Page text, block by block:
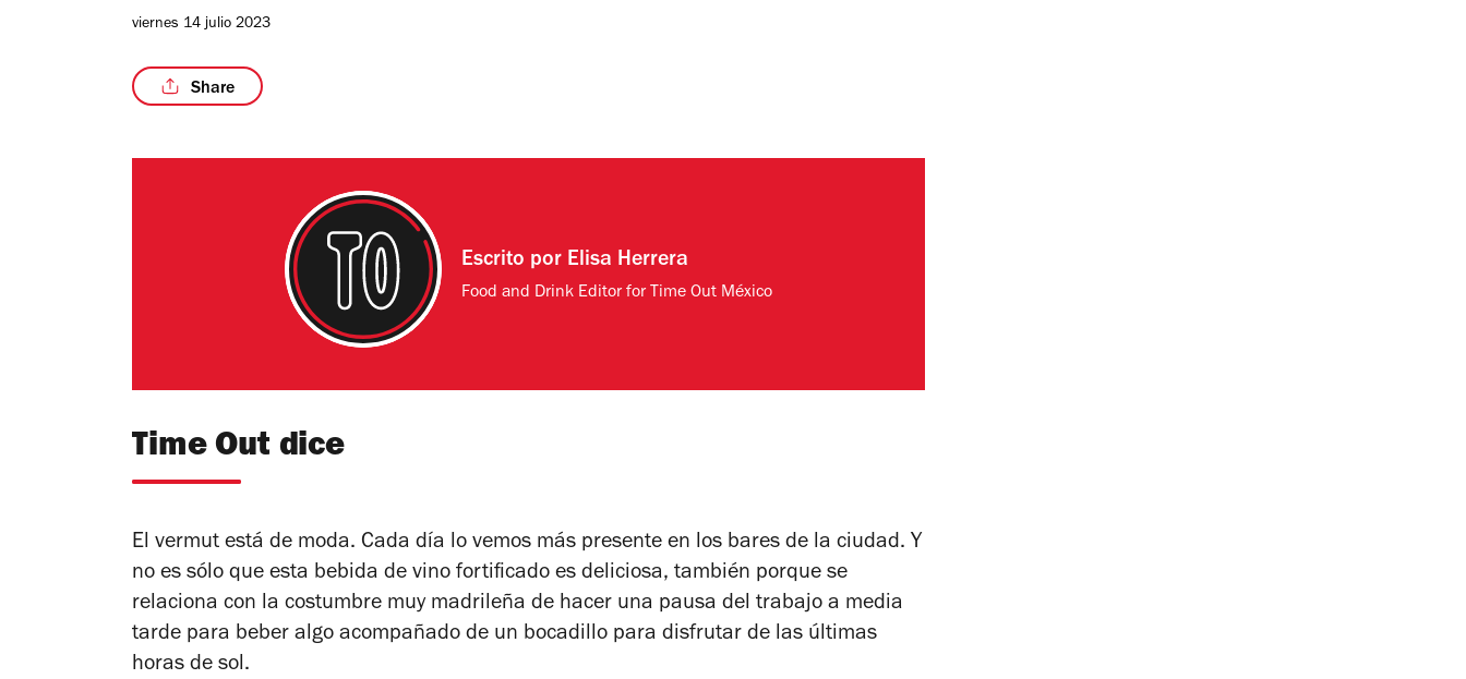
viernes 14 julio 2023
Share
Escrito por Elisa Herrera
Food and Drink Editor for Time Out México
Time Out dice
El vermut está de moda. Cada día lo vemos más presente en los bares de la ciudad. Y
no es sólo que esta bebida de vino fortificado es deliciosa, también porque se
relaciona con la costumbre muy madrileña de hacer una pausa del trabajo a media
tarde para beber algo acompañado de un bocadillo para disfrutar de las últimas
horas de sol.